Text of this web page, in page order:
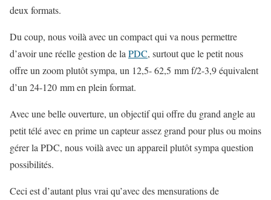
deux formats.
Du coup, nous voilà avec un compact qui va nous permettre
d’avoir une réelle gestion de la PDC, surtout que le petit nous
offre un zoom plutôt sympa, un 12,5- 62,5 mm f/2-3,9 équivalent
d’un 24-120 mm en plein format.
Avec une belle ouverture, un objectif qui offre du grand angle au
petit télé avec en prime un capteur assez grand pour plus ou moins
gérer la PDC, nous voilà avec un appareil plutôt sympa question
possibilités.
Ceci est d’autant plus vrai qu’avec des mensurations de